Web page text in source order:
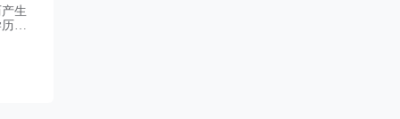
生
，
。